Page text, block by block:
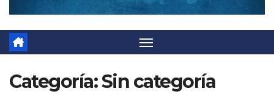
Categoría:Sin categoría